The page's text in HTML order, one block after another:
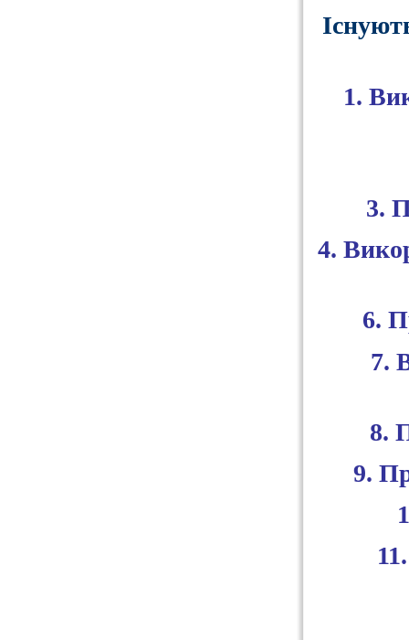
1.
3.
4.
6.
7.
8.
9.